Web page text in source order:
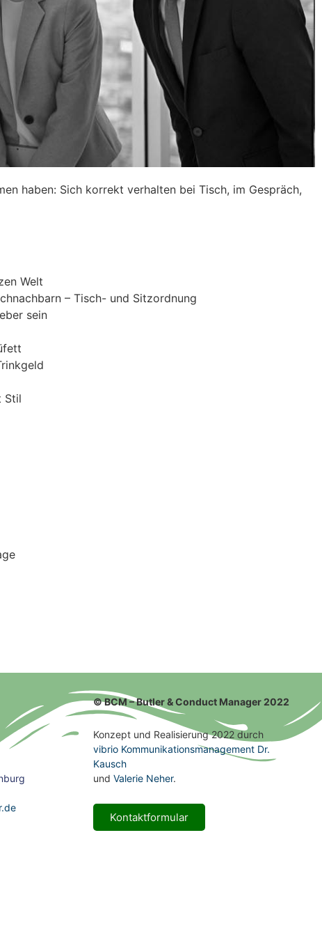
haben: Sich korrekt verhalten bei Tisch, im Gespräch,
Welt
– Tisch- und Sitzordnung
sein
Stil
© BCM – Butler & Conduct Manager 2022
Konzept und Realisierung 2022 durch
vibrio Kommunikationsmanagement Dr.
Kausch
und Valerie Neher.
Kontaktformular